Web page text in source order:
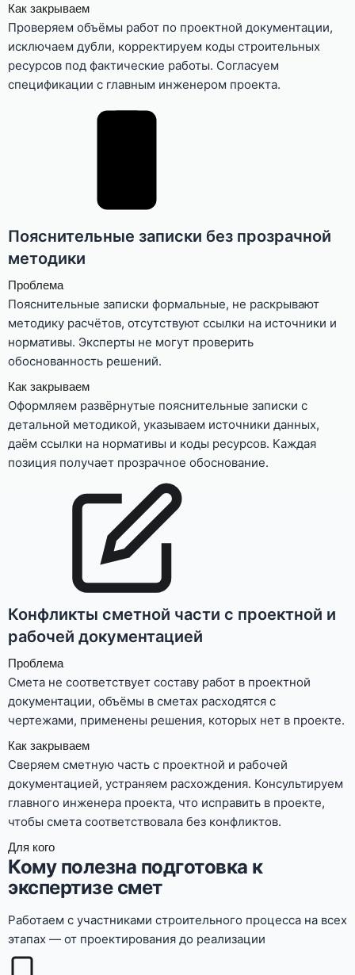
Как закрываем
Проверяем объёмы работ по проектной документации,
исключаем дубли, корректируем коды строительных
ресурсов под фактические работы. Согласуем
спецификации с главным инженером проекта.
Пояснительные записки без прозрачной
методики
Проблема
Пояснительные записки формальные, не раскрывают
методику расчётов, отсутствуют ссылки на источники и
нормативы. Эксперты не могут проверить
обоснованность решений.
Как закрываем
Оформляем развёрнутые пояснительные записки с
детальной методикой, указываем источники данных,
даём ссылки на нормативы и коды ресурсов. Каждая
позиция получает прозрачное обоснование.
Конфликты сметной части с проектной и
рабочей документацией
Проблема
Смета не соответствует составу работ в проектной
документации, объёмы в сметах расходятся с
чертежами, применены решения, которых нет в проекте.
Как закрываем
Сверяем сметную часть с проектной и рабочей
документацией, устраняем расхождения. Консультируем
главного инженера проекта, что исправить в проекте,
чтобы смета соответствовала без конфликтов.
Для кого
Кому полезна подготовка к
экспертизе смет
Работаем с участниками строительного процесса на всех
этапах — от проектирования до реализации